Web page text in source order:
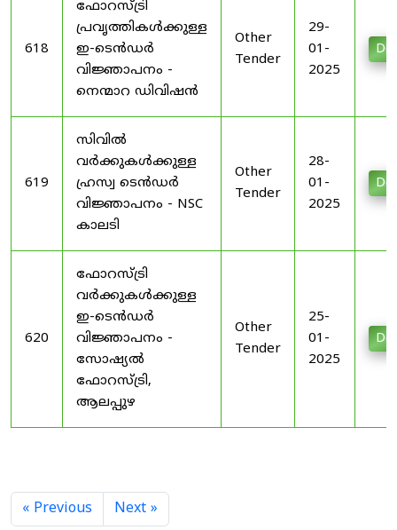
618
ഫോറസ്ട്രി
പ്രവൃത്തികൾക്കുള്ള
ഇ-ടെൻഡർ
വിജ്ഞാപനം -
നെന്മാറ ഡിവിഷൻ
Other
Tender
29-
01-
2025
619
സിവിൽ
വർക്കുകൾക്കുള്ള
ഹ്രസ്വ ടെൻഡർ
വിജ്ഞാപനം - NSC
കാലടി
Other
Tender
28-
01-
2025
620
ഫോറസ്ട്രി
വർക്കുകൾക്കുള്ള
ഇ-ടെൻഡർ
വിജ്ഞാപനം -
സോഷ്യൽ
ഫോറസ്ട്രി,
ആലപ്പുഴ
Other
Tender
25-
01-
2025
« Previous Next »